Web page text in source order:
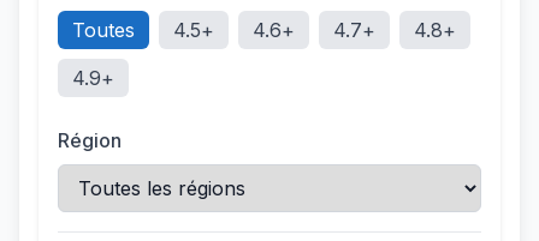
Toutes
4.5+ 4.6+ 4.7+ 4.8+
4.9+
Région